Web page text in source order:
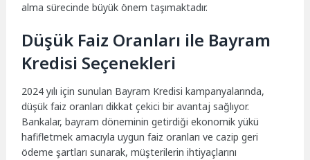
alma sürecinde büyük önem taşımaktadır.
Düşük Faiz Oranları ile Bayram
Kredisi Seçenekleri
2024 yılı için sunulan Bayram Kredisi kampanyalarında,
düşük faiz oranları dikkat çekici bir avantaj sağlıyor.
Bankalar, bayram döneminin getirdiği ekonomik yükü
hafifletmek amacıyla uygun faiz oranları ve cazip geri
ödeme şartları sunarak, müşterilerin ihtiyaçlarını